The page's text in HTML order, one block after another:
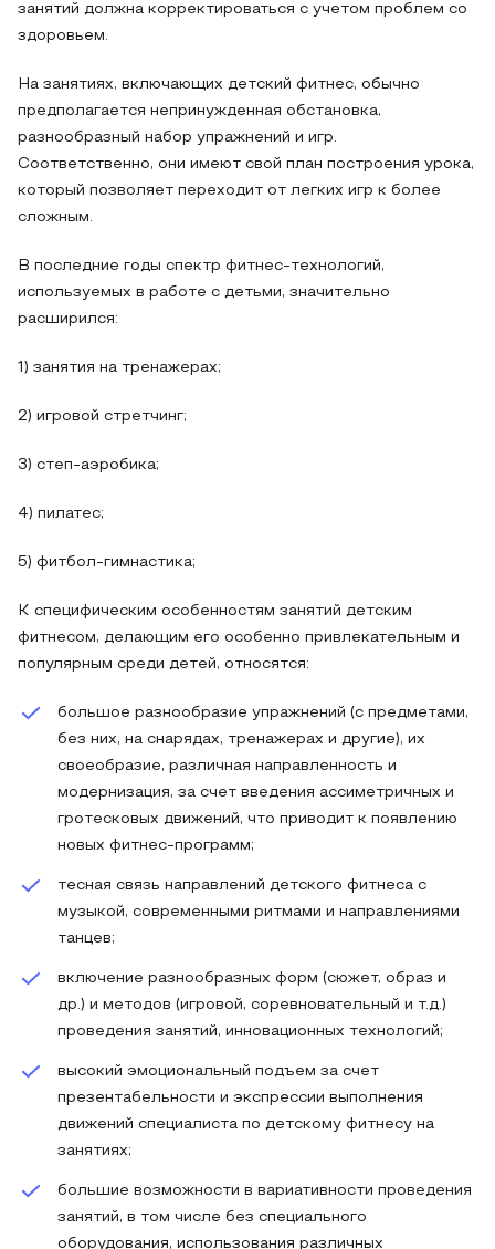
занятий должна корректироваться с учетом проблем со
здоровьем.
На занятиях, включающих детский фитнес, обычно
предполагается непринужденная обстановка,
разнообразный набор упражнений и игр.
Соответственно, они имеют свой план построения урока,
который позволяет переходит от легких игр к более
сложным.
В последние годы спектр фитнес-технологий,
используемых в работе с детьми, значительно
расширился:
1) занятия на тренажерах;
2) игровой стретчинг;
3) степ-аэробика;
4) пилатес;
5) фитбол-гимнастика;
К специфическим особенностям занятий детским
фитнесом, делающим его особенно привлекательным и
популярным среди детей, относятся:
большое разнообразие упражнений (с предметами,
без них, на снарядах, тренажерах и другие), их
своеобразие, различная направленность и
модернизация, за счет введения ассиметричных и
гротесковых движений, что приводит к появлению
новых фитнес-программ;
тесная связь направлений детского фитнеса с
музыкой, современными ритмами и направлениями
танцев;
включение разнообразных форм (сюжет, образ и
др.) и методов (игровой, соревновательный и т.д.)
проведения занятий, инновационных технологий;
высокий эмоциональный подъем за счет
презентабельности и экспрессии выполнения
движений специалиста по детскому фитнесу на
занятиях;
большие возможности в вариативности проведения
занятий, в том числе без специального
оборудования, использования различных